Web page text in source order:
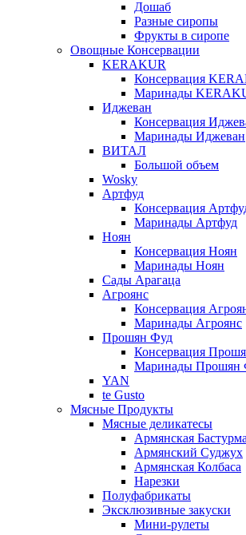
Дошаб
Разные сиропы
Фрукты в сиропе
Овощные Консервации
KERAKUR
Консервация
Маринады
Иджеван
Консервация
Маринады Иджеван
ВИТАЛ
Большой объем
Wosky
Артфуд
Консервация
Маринады Артфуд
Ноян
Консервация Ноян
Маринады Ноян
Сады Арагаца
Агроянс
Консервация
Маринады Агроянс
Прошян Фуд
Консервация
Маринады Прошян
YAN
te Gusto
Мясные Продукты
Мясные деликатесы
Армянская Бастурма
Армянский Суджух
Армянская Колбаса
Нарезки
Полуфабрикаты
Эксклюзивные закуски
Мини-рулеты